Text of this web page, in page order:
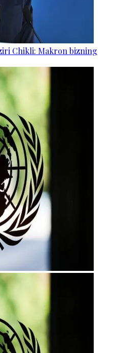
Chikli: Makron bizning